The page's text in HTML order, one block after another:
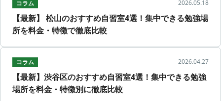
コラム 2026.05.18
【最新】 松山のおすすめ自習室4選！集中できる勉強場
所を料金・特徴で徹底比較
コラム 2026.04.27
【最新】渋谷区のおすすめ自習室4選！集中できる勉強
場所を料金・特徴別に徹底比較